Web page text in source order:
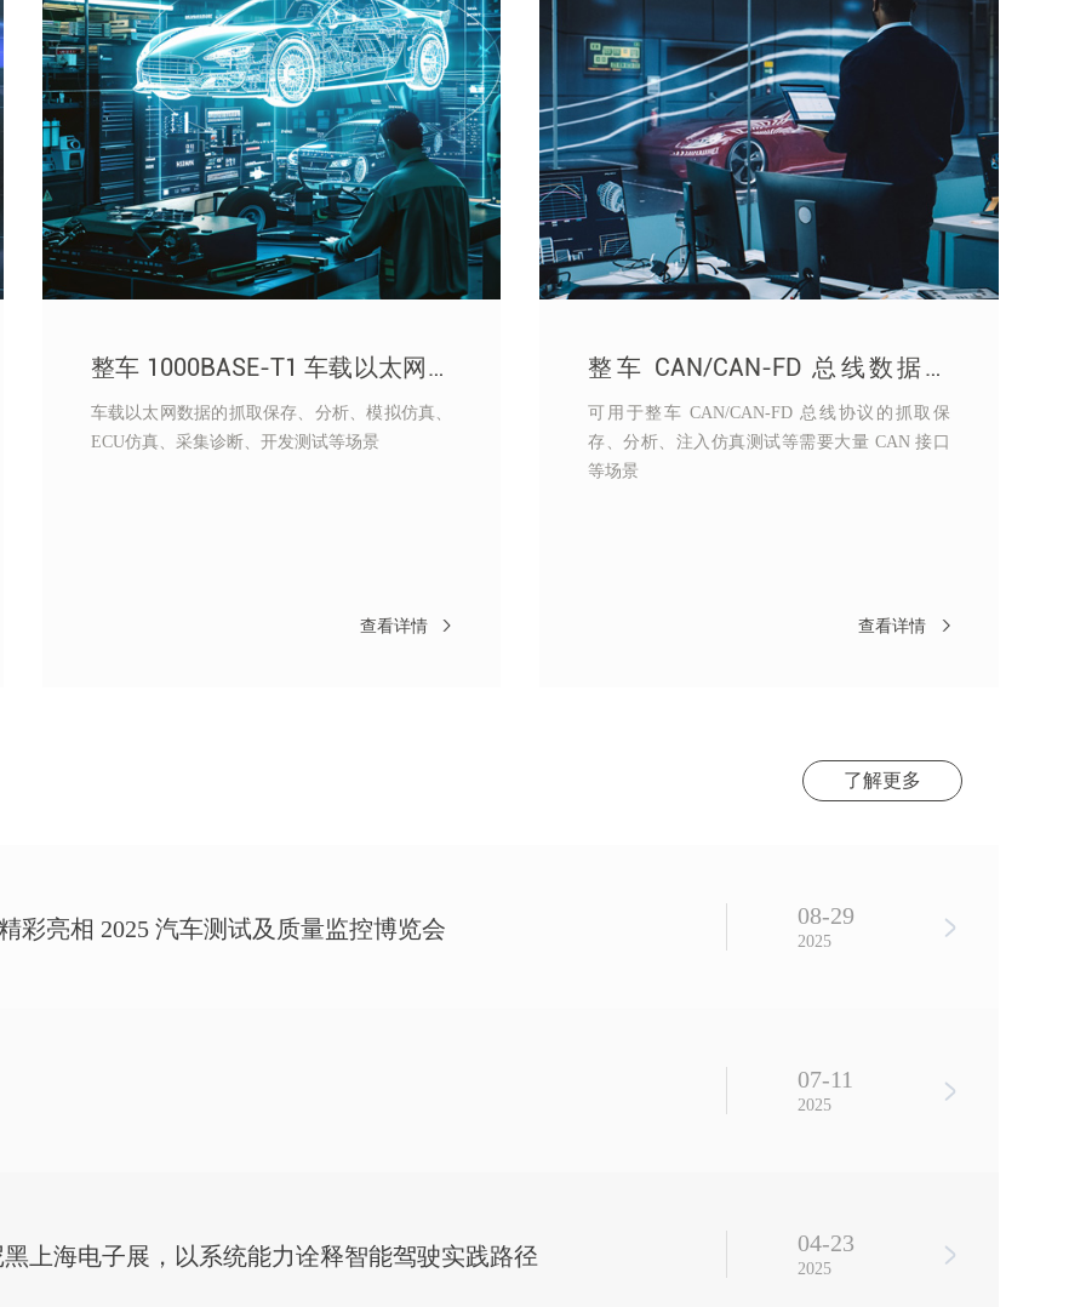
整车 1000BASE-T1 车载以太网数
据采集注入仿真测试解决方案
车载以太网数据的抓取保存、分析、模拟仿真、
ECU仿真、采集诊断、开发测试等场景
查看详情
整车 CAN/CAN-FD 总线数据采
集、注入仿真测试解决方案
可用于整车 CAN/CAN-FD 总线协议的抓取保
存、分析、注入仿真测试等需要大量 CAN 接口
等场景
查看详情
了解更多
彩亮相 2025 汽车测试及质量监控博览会 08-29
2025
07-11
2025
上海电子展，以系统能力诠释智能驾驶实践路径 04-23
2025